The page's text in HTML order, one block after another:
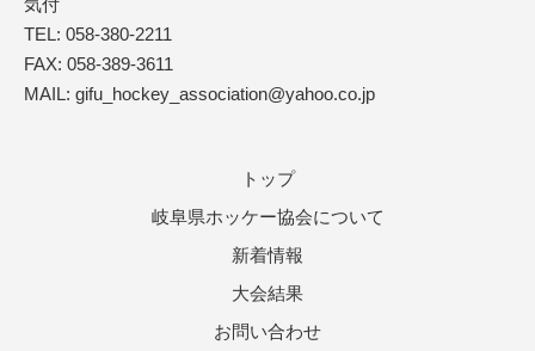
気付
TEL: 058-380-2211
FAX: 058-389-3611
MAIL: gifu_hockey_association@yahoo.co.jp
トップ
岐阜県ホッケー協会について
新着情報
大会結果
お問い合わせ